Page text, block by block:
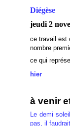
Diégèse
jeudi 2
ce travail est
nombre
ce qui
hier
à venir
Le demi
pas, il